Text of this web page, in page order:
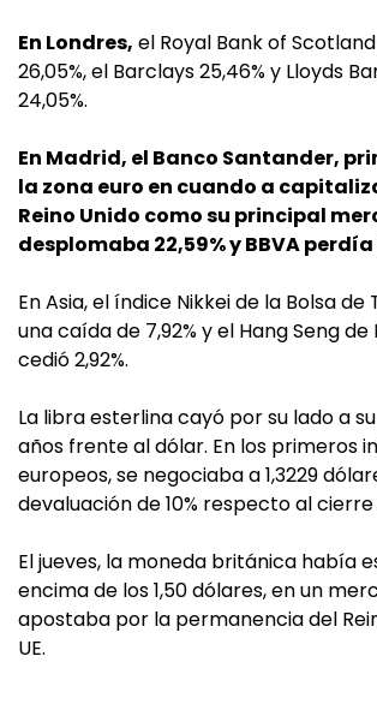
En Londres, el Royal Bank of
26,05%, el Barclays 25,46% y Lloyds
24,05%.
En Madrid, el Banco Santander,
la zona euro en cuando a
Reino Unido como su principal
desplomaba 22,59% y BBVA perdía
En Asia, el índice Nikkei de la Bolsa
una caída de 7,92% y el Hang Seng de
cedió 2,92%.
La libra esterlina cayó por su lado a
años frente al dólar. En los primeros
europeos, se negociaba a 1,3229
devaluación de 10% respecto al
El jueves, la moneda británica había
encima de los 1,50 dólares, en un
apostaba por la permanencia del
UE.